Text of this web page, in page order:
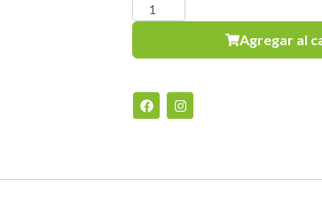
Agregar al